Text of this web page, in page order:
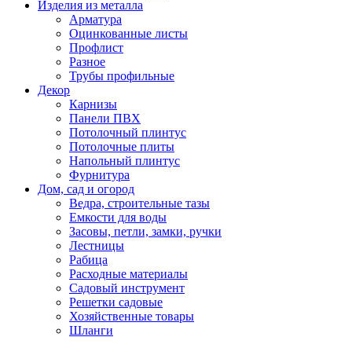
Изделия из металла
Арматура
Оцинкованные листы
Профлист
Разное
Трубы профильные
Декор
Карнизы
Панели ПВХ
Потолочный плинтус
Потолочные плиты
Напольный плинтус
Фурнитура
Дом, сад и огород
Ведра, строительные тазы
Емкости для воды
Засовы, петли, замки, ручки
Лестницы
Рабица
Расходные материалы
Садовый инструмент
Решетки садовые
Хозяйственные товары
Шланги